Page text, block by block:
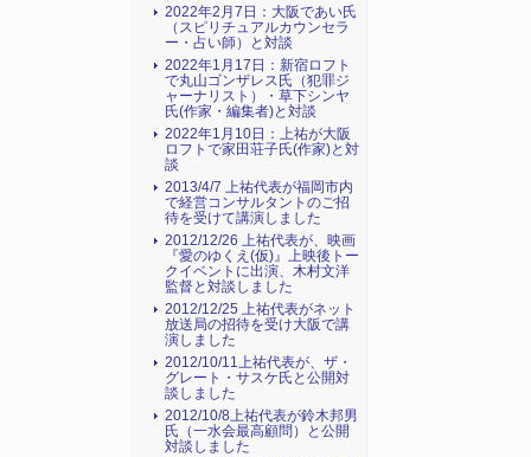
2022年2月7日：大阪であい氏
（スピリチュアルカウンセラ
ー・占い師）と対談
2022年1月17日：新宿ロフト
で丸山ゴンザレス氏（犯罪ジ
ャーナリスト）・草下シンヤ
氏(作家・編集者)と対談
2022年1月10日：上祐が大阪
ロフトで家田荘子氏(作家)と対
談
2013/4/7 上祐代表が福岡市内
で経営コンサルタントのご招
待を受けて講演しました
2012/12/26 上祐代表が、映画
『愛のゆくえ(仮)』上映後トー
クイベントに出演、木村文洋
監督と対談しました
2012/12/25 上祐代表がネット
放送局の招待を受け大阪で講
演しました
2012/10/11上祐代表が、ザ・
グレート・サスケ氏と公開対
談しました
2012/10/8上祐代表が鈴木邦男
氏（一水会最高顧問）と公開
対談しました